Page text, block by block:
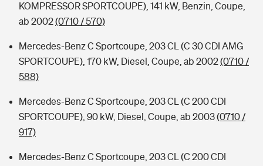
KOMPRESSOR SPORTCOUPE), 141 kW, Benzin, Coupe,
ab 2002(0710 / 570)
Mercedes-Benz C Sportcoupe, 203 CL (C 30 CDI AMG
SPORTCOUPE), 170 kW, Diesel, Coupe, ab 2002(0710 /
588)
Mercedes-Benz C Sportcoupe, 203 CL (C 200 CDI
SPORTCOUPE), 90 kW, Diesel, Coupe, ab 2003(0710 /
917)
Mercedes-Benz C Sportcoupe, 203 CL (C 200 CDI